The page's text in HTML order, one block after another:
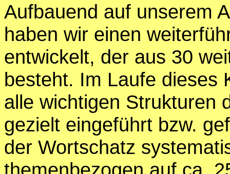
Aufbauend auf unserem
haben wir einen
entwickelt, der aus 30
besteht. Im Laufe dieses
alle wichtigen Strukturen
gezielt eingeführt bzw.
der Wortschatz